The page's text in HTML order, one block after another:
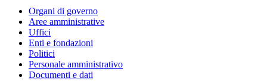
Organi di governo
Aree amministrative
Uffici
Enti e fondazioni
Politici
Personale amministrativo
Documenti e dati